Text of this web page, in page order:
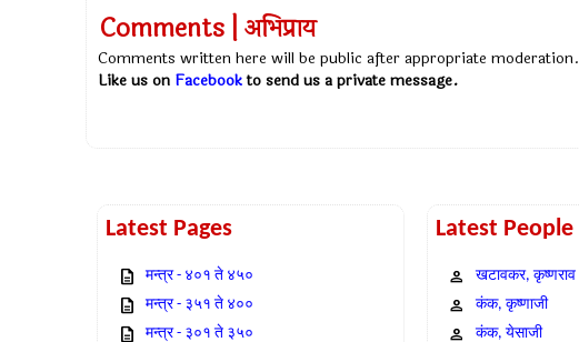
Comments | अभिप्राय
Comments written here will be public after appropriate moderation.
Like us on Facebookto send us a private message.
Latest Pages
मन्त्र - ४०१ ते ४५०
मन्त्र - ३५१ ते ४००
मन्त्र - ३०१ ते ३५०
Latest People
खटावकर, कृष्णराव
कंक, कृष्णाजी
कंक, येसाजी